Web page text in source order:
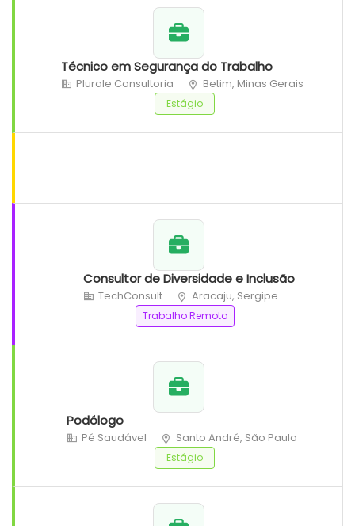
Técnico em Segurança do Trabalho
Plurale Consultoria Betim, Minas Gerais
Estágio
Consultor de Diversidade e Inclusão
TechConsult Aracaju, Sergipe
Trabalho Remoto
Podólogo
Pé Saudável Santo André, São Paulo
Estágio